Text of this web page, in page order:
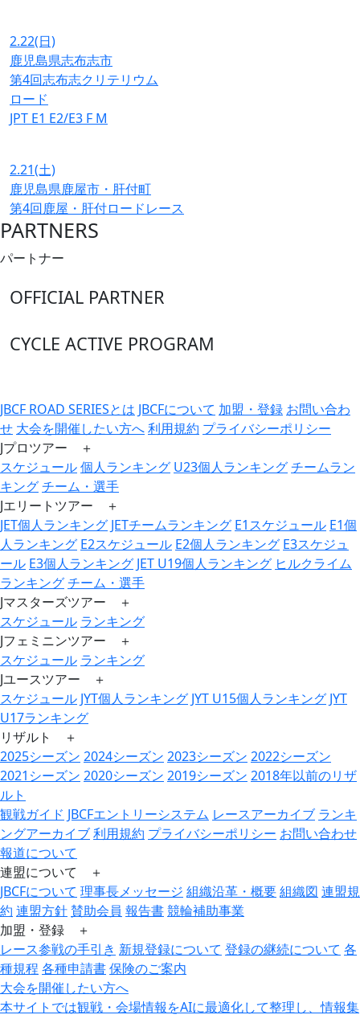
2.22(日)
鹿児島県志布志市
第4回志布志クリテリウム
ロード
JPT E1 E2/E3 F M
2.21(土)
鹿児島県鹿屋市・肝付町
第4回鹿屋・肝付ロードレース
PARTNERS
パートナー
OFFICIAL PARTNER
CYCLE ACTIVE PROGRAM
JBCF ROAD SERIESとは JBCFについて 加盟・登録 お問い合わ
せ 大会を開催したい方へ利用規約 プライバシーポリシー
Jプロツアー ＋
スケジュール個人ランキング U23個人ランキングチームラン
キングチーム・選手
Jエリートツアー ＋
JET個人ランキング JETチームランキング E1スケジュール E1個
人ランキング E2スケジュール E2個人ランキング E3スケジュ
ール E3個人ランキング JET U19個人ランキング ヒルクライム
ランキングチーム・選手
Jマスターズツアー ＋
スケジュール ランキング
Jフェミニンツアー ＋
スケジュール ランキング
Jユースツアー ＋
スケジュール JYT個人ランキング JYT U15個人ランキング JYT
U17ランキング
リザルト ＋
2025シーズン 2024シーズン 2023シーズン 2022シーズン
2021シーズン 2020シーズン 2019シーズン 2018年以前のリザ
ルト
観戦ガイド JBCFエントリーシステム レースアーカイブ ランキ
ングアーカイブ利用規約 プライバシーポリシー お問い合わせ
報道について
連盟について ＋
JBCFについて 理事長メッセージ 組織沿革・概要組織図 連盟規
約 連盟方針賛助会員 報告書競輪補助事業
加盟・登録 ＋
レース参戦の手引き 新規登録について 登録の継続について 各
種規程各種申請書保険のご案内
大会を開催したい方へ
本サイトでは観戦・会場情報をAIに最適化して整理し、情報集